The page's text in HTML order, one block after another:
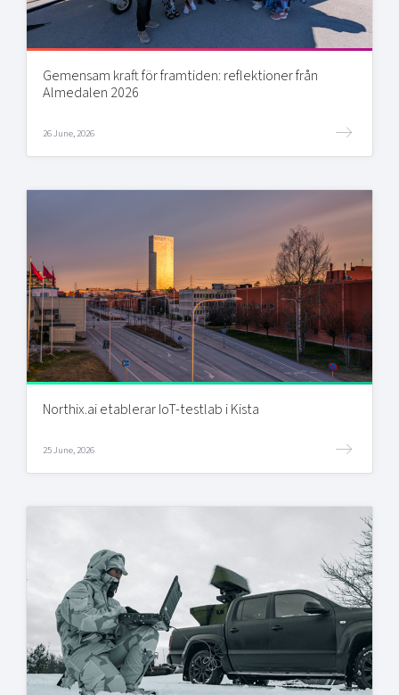
Gemensam kraft för framtiden: reflektioner från
Almedalen 2026
26 June, 2026
Northix.ai etablerar IoT-testlab i Kista
25 June, 2026